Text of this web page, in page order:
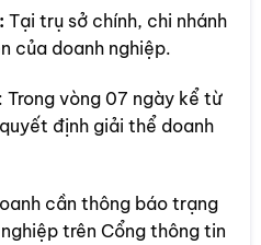
Tại trụ sở chính, chi nhánh
của doanh nghiệp.
vòng 07 ngày kể từ
định giải thể doanh
cần thông báo trạng
trên Cổng thông tin